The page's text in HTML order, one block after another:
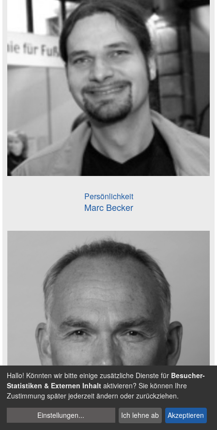
Persönlichkeit
Marc Becker
Cookies
verwalten
Hallo! Könnten wir bitte einige zusätzliche Dienste für Besucher-
Statistiken & Externen Inhalt aktivieren? Sie können Ihre
Zustimmung später jederzeit ändern oder zurückziehen.
Einstellungen... Ich lehne ab Akzeptieren